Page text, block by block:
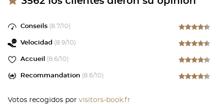
Conseils (8.7/10)
Velocidad (8.9/10)
Accueil (8.6/10)
Recommandation (8.6/10)
Votos recogidos por visitors-book.fr